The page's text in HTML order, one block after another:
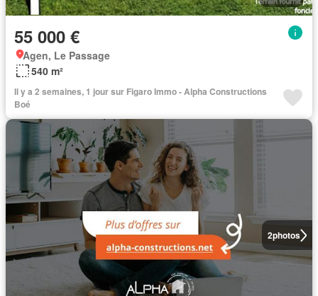
55 000 €
Agen, Le Passage
540 m²
Il y a 2 semaines, 1 jour sur Figaro Immo - Alpha Constructions
Boé
2photos